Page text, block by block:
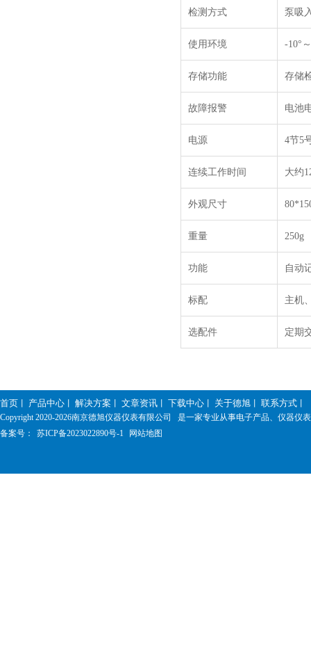
检测方式 泵吸
使用环境 -10°
存储功能 存储
故障报警 电池
电源 4节5
连续工作时间 大约
外观尺寸
重量 250g
功能 自动
标配 主机
选配件 定期
首页 产品中心 解决方案 文章资讯 下载中心 关于德旭 联系方式
Copyright 2020-2026南京德旭仪器仪表有限公司 是一家专业从事电子产品、仪器仪
备案号：
苏ICP备2023022890号-1 网站地图